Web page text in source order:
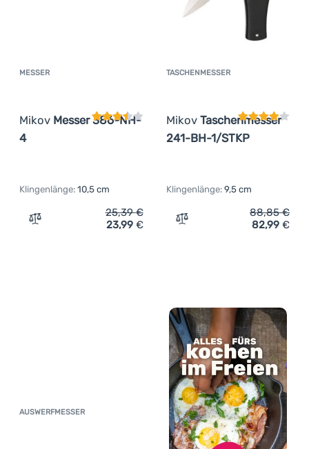
MESSER
Mikov Messer 386-NH-
4
Kundenbewertung
Klingenlänge: 10,5 cm
Zum Vergleich 'Messer Mikov Messer 386-NH-4'
25,39€
23,99 €
TASCHENMESSER
Mikov Taschenmesser
241-BH-1/STKP
Klingenlänge: 9,5 cm
Zum Vergleich
88,85€
82,99 €
AUSWERFMESSER Kundenbewertung